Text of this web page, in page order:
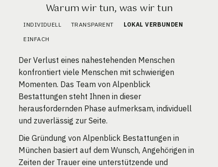
Warum wir tun, was wir tun
INDIVIDUELL TRANSPARENT LOKAL VERBUNDEN
EINFACH
Der Verlust eines nahestehenden Menschen
konfrontiert viele Menschen mit schwierigen
Momenten. Das Team von Alpenblick
Bestattungen steht Ihnen in dieser
herausfordernden Phase aufmerksam, individuell
und zuverlässig zur Seite.
Die Gründung von Alpenblick Bestattungen in
München basiert auf dem Wunsch, Angehörigen in
Zeiten der Trauer eine unterstützende und